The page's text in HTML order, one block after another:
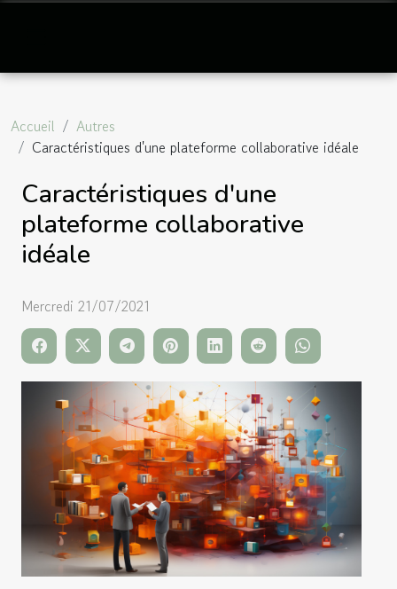
Accueil
Autres
Caractéristiques d'une plateforme collaborative idéale
Caractéristiques d'une
plateforme collaborative
idéale
Mercredi 21/07/2021